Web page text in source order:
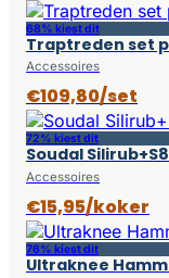
68% kiest dit
Traptreden set
Accessoires
€109,80/set
72% kiest dit
Soudal
Accessoires
€15,95/koker
76% kiest dit
Ultraknee